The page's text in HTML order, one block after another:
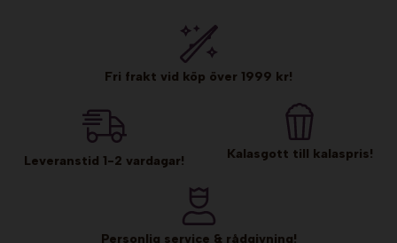
Fri frakt vid köp över 1999 kr!
Leveranstid 1-2 vardagar! Kalasgott till kalaspris!
Personlig service & rådgivning!